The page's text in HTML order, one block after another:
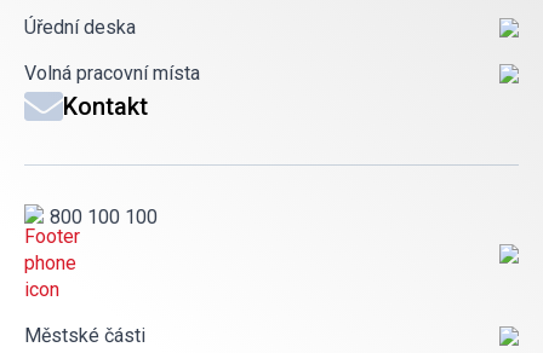
Úřední deska
Volná pracovní místa
Kontakt
800 100 100
Městské části